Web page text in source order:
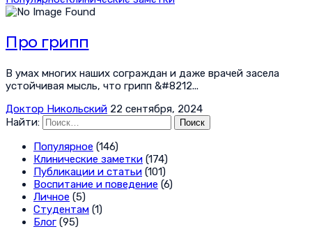
Про грипп
В умах многих наших сограждан и даже врачей засела
устойчивая мысль, что грипп &#8212...
Доктор Никольский 22 сентября, 2024
Найти:
Популярное (146)
Клинические заметки (174)
Публикации и статьи (101)
Воспитание и поведение (6)
Личное (5)
Студентам (1)
Блог (95)